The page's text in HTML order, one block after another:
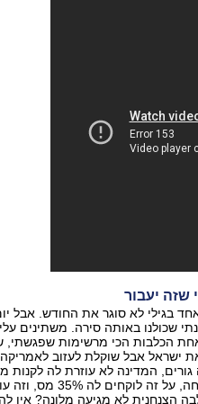
שזה יעבור
בגילי לא סוגר את החודש. אבל
שכולנו באותה סירה. משתינים
הכלבות הכי מרשימות
ישראל אבל שוקלת לעזוב
המדינה לא עוזרת לה לקנות
12 שעות ביממה באבטחה,
הצנחנית לא מגיעה מלונה? אין